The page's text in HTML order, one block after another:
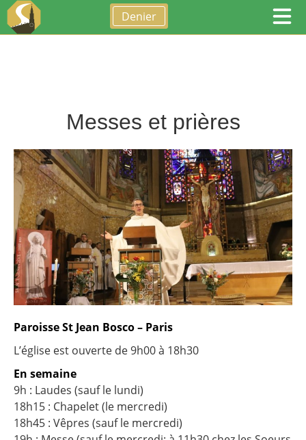
Denier
Messes et prières
Paroisse St Jean Bosco – Paris
L’église est ouverte de 9h00 à 18h30
En semaine
9h : Laudes (sauf le lundi)
18h15 : Chapelet (le mercredi)
18h45 : Vêpres (sauf le mercredi)